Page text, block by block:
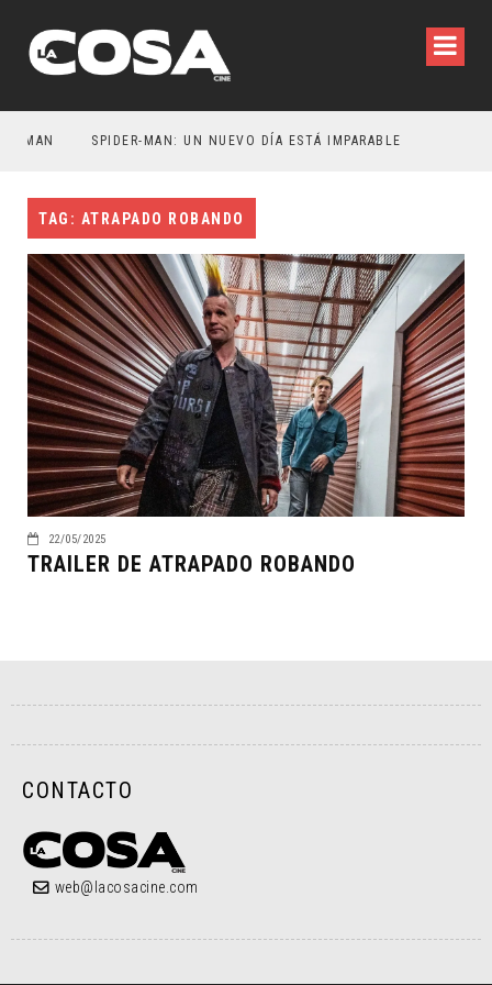
SPIDER-MAN: UN NUEVO DÍA ESTÁ IMPARABLE
TAG: ATRAPADO ROBANDO
22/05/2025
TRAILER DE ATRAPADO ROBANDO
CONTACTO
web@lacosacine.com